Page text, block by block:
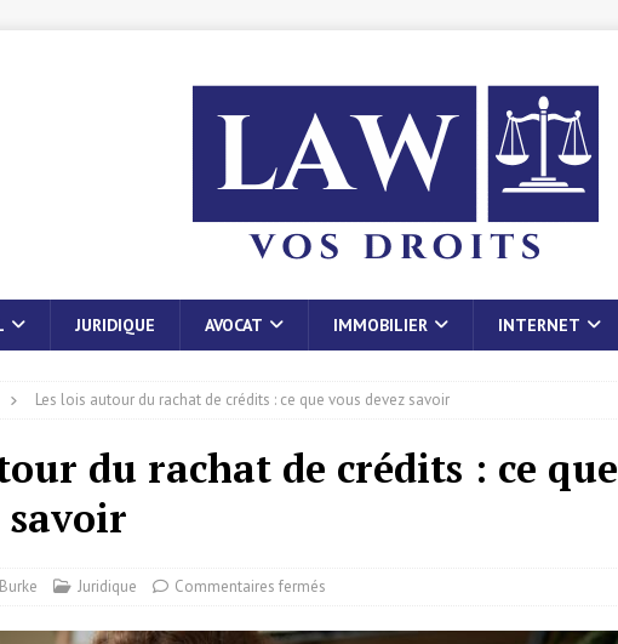
JURIDIQUE AVOCAT IMMOBILIER INTERNET
Les lois autour du rachat de crédits : ce que vous devez savoir
du rachat de crédits : ce que
savoir
Juridique Commentaires fermés